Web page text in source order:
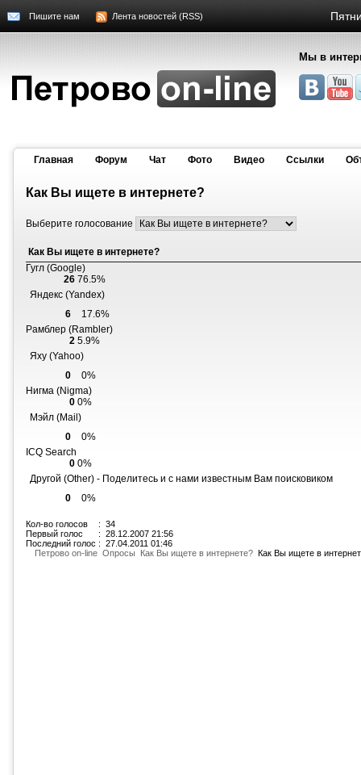
Пишите нам Лента новостей (RSS)
Мы в
Главная Форум Чат Фото Видео Cсылки
Как Вы ищете в интернете?
Выберите голосование
Как Вы ищете в интернете?
Гугл (Google)
26 76.5%
Яндекс (Yandex)
6
17.6%
Рамблер (Rambler)
2 5.9%
Яху (Yahoo)
0
0%
Нигма (Nigma)
0 0%
Мэйл (Mail)
0
0%
ICQ Search
0 0%
Другой (Other) - Поделитесь и с нами известным Вам поисковиком
0
0%
Кол-во голосов
: 34
Первый голос
: 28.12.2007 21:56
Последний голос : 27.04.2011 01:46
Петрово on-line Опросы Как Вы ищете в интернете? Как Вы ищете в